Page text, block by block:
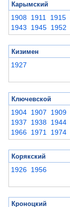
Карымский
1908 1911 1915
1943
1945 1952
Кизимен
1927
Ключевской
1904 1907 1909
1937
1938 1944
1966 1971 1974
Корякский
1926 1956
Кроноцкий